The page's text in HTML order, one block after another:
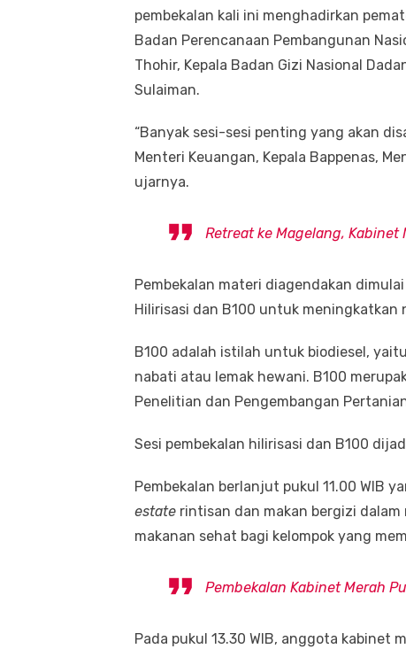
pembekalan kali ini menghadirkan
Badan Perencanaan Pembangunan
Thohir, Kepala Badan Gizi Nasional
Sulaiman.
“Banyak sesi-sesi penting yang akan
Menteri Keuangan, Kepala Bappenas,
ujarnya.
Retreat ke Magelang,
Pembekalan materi diagendakan
Hilirisasi dan B100 untuk meningkatkan
B100 adalah istilah untuk biodiesel,
nabati atau lemak hewani. B100
Penelitian dan Pengembangan
Sesi pembekalan hilirisasi dan B100
Pembekalan berlanjut pukul 11.00 WIB
estate rintisan dan makan bergizi
makanan sehat bagi kelompok yang
Pembekalan Kabinet Merah
Pada pukul 13.30 WIB, anggota kabinet